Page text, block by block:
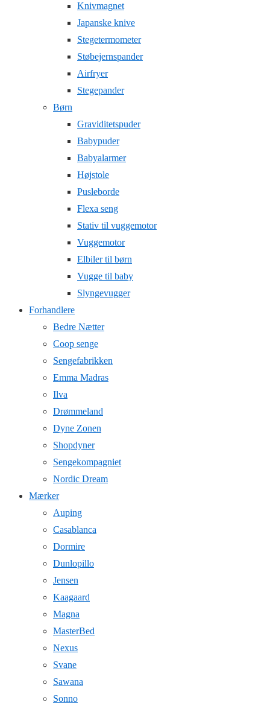
Knivmagnet
Japanske knive
Stegetermometer
Støbejernspander
Airfryer
Stegepander
Børn
Graviditetspuder
Babypuder
Babyalarmer
Højstole
Pusleborde
Flexa seng
Stativ til vuggemotor
Vuggemotor
Elbiler til børn
Vugge til baby
Slyngevugger
Forhandlere
Bedre Nætter
Coop senge
Sengefabrikken
Emma Madras
Ilva
Drømmeland
Dyne Zonen
Shopdyner
Sengekompagniet
Nordic Dream
Mærker
Auping
Casablanca
Dormire
Dunlopillo
Jensen
Kaagaard
Magna
MasterBed
Nexus
Svane
Sawana
Sonno